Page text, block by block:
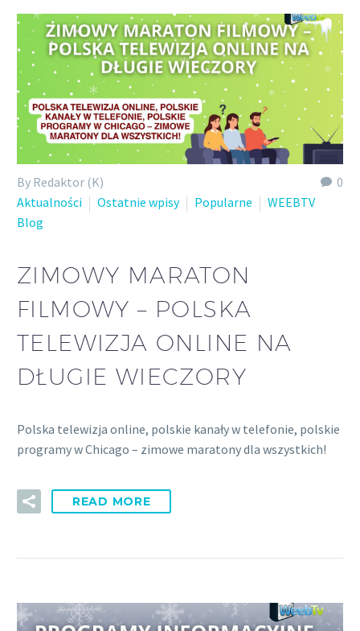
0
By Redaktor (K)
Aktualności
Ostatnie wpisy Popularne
WEEBTV
Blog
ZIMOWY MARATON
FILMOWY – POLSKA
TELEWIZJA ONLINE NA
DŁUGIE WIECZORY
Polska telewizja online, polskie kanały w telefonie, polskie
programy w Chicago – zimowe maratony dla wszystkich!
READ MORE